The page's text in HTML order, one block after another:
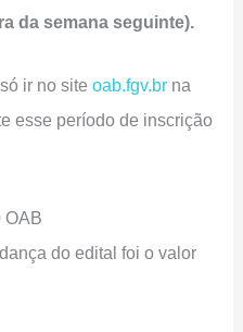
da semana seguinte).
ir no siteoab.fgv.br na
esse período de inscrição
OAB
do edital foi o valor